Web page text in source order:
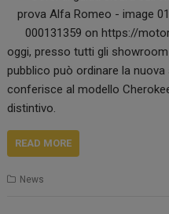
oggi, presso tutti gli
pubblico può ordinare la nuova
conferisce al modello
distintivo.
READ MORE
News